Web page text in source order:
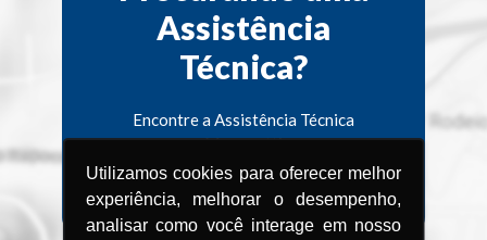
Utilizamos cookies para oferecer melhor
experiência, melhorar o desempenho,
analisar como você interage em nosso
Assistência
Técnica?
Encontre a Assistência Técnica
Menegotti
mais próxima de você.